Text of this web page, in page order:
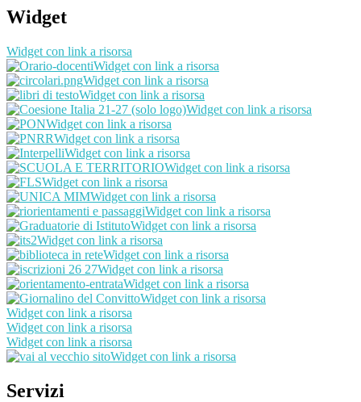
Widget
Widget con link a risorsa
Widget con link a risorsa
Widget con link a risorsa
Widget con link a risorsa
Widget con link a risorsa
Widget con link a risorsa
Widget con link a risorsa
Widget con link a risorsa
Widget con link a risorsa
Widget con link a risorsa
Widget con link a risorsa
Widget con link a risorsa
Widget con link a risorsa
Widget con link a risorsa
Widget con link a risorsa
Widget con link a risorsa
Widget con link a risorsa
Widget con link a risorsa
Widget con link a risorsa
Widget con link a risorsa
Widget con link a risorsa
Widget con link a risorsa
Servizi